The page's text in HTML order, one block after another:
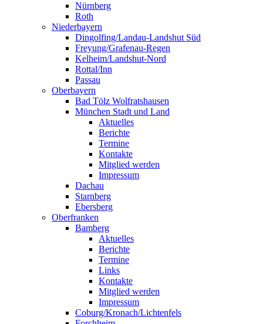
Nürnberg
Roth
Niederbayern
Dingolfing/Landau-Landshut Süd
Freyung/Grafenau-Regen
Kelheim/Landshut-Nord
Rottal/Inn
Passau
Oberbayern
Bad Tölz Wolfratshausen
München Stadt und Land
Aktuelles
Berichte
Termine
Kontakte
Mitglied werden
Impressum
Dachau
Starnberg
Ebersberg
Oberfranken
Bamberg
Aktuelles
Berichte
Termine
Links
Kontakte
Mitglied werden
Impressum
Coburg/Kronach/Lichtenfels